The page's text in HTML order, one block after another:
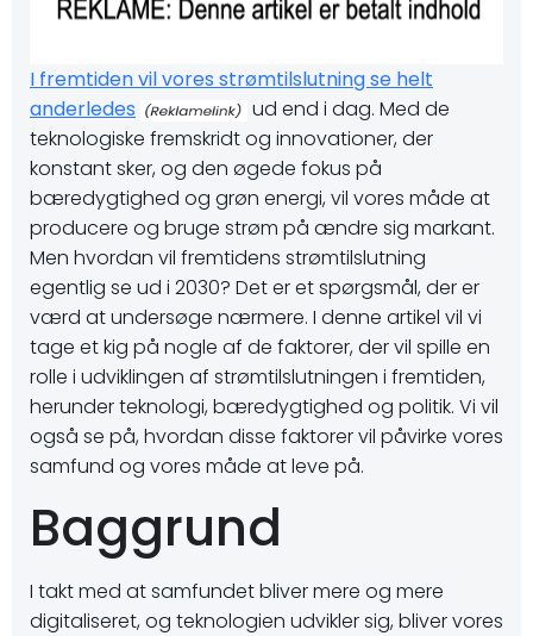
I fremtiden vil vores strømtilslutning se helt
anderledes
ud end i dag. Med de
teknologiske fremskridt og innovationer, der
konstant sker, og den øgede fokus på
bæredygtighed og grøn energi, vil vores måde at
producere og bruge strøm på ændre sig markant.
Men hvordan vil fremtidens strømtilslutning
egentlig se ud i 2030? Det er et spørgsmål, der er
værd at undersøge nærmere. I denne artikel vil vi
tage et kig på nogle af de faktorer, der vil spille en
rolle i udviklingen af strømtilslutningen i fremtiden,
herunder teknologi, bæredygtighed og politik. Vi vil
også se på, hvordan disse faktorer vil påvirke vores
samfund og vores måde at leve på.
Baggrund
I takt med at samfundet bliver mere og mere
digitaliseret, og teknologien udvikler sig, bliver vores